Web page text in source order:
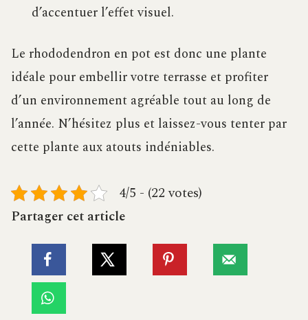
d’accentuer l’effet visuel.
Le rhododendron en pot est donc une plante
idéale pour embellir votre terrasse et profiter
d’un environnement agréable tout au long de
l’année. N’hésitez plus et laissez-vous tenter par
cette plante aux atouts indéniables.
4/5 - (22 votes)
Partager cet article